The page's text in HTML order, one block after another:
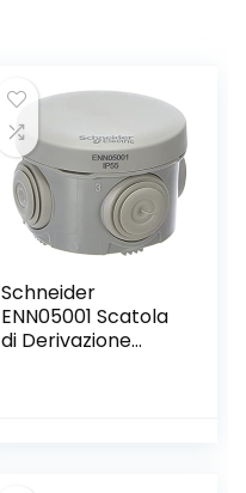
Schneider
ENN05001 Scatola
di Derivazione